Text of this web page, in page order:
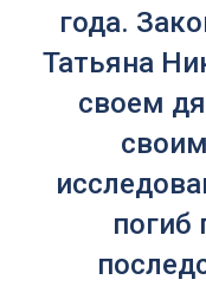
года.
Татьяна
своем